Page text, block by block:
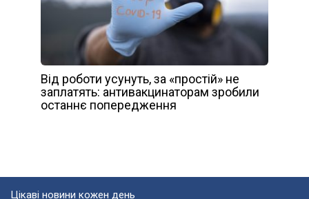
Від роботи усунуть, за «простій» не
заплатять: антивакцинаторам зробили
останнє попередження
Цікаві новини кожен день